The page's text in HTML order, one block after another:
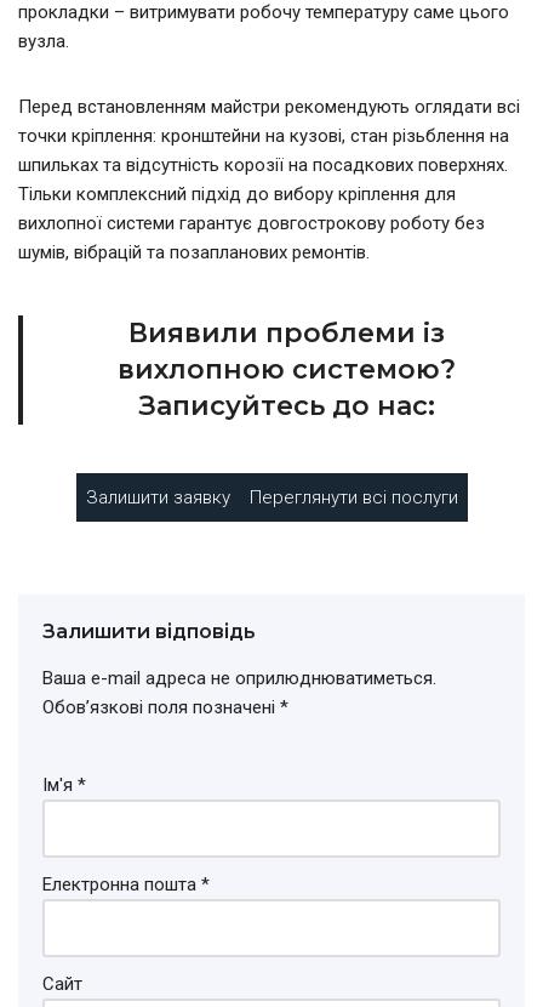
прокладки – витримувати робочу температуру саме цього
вузла.
Перед встановленням майстри рекомендують оглядати всі
точки кріплення: кронштейни на кузові, стан різьблення на
шпильках та відсутність корозії на посадкових поверхнях.
Тільки комплексний підхід до вибору кріплення для
вихлопної системи гарантує довгострокову роботу без
шумів, вібрацій та позапланових ремонтів.
Виявили проблеми із
вихлопною системою?
Записуйтесь до нас:
Залишити заявку Переглянути всі послуги
Залишити відповідь
Ваша e-mail адреса не оприлюднюватиметься.
Обов’язкові поля позначені *
Ім'я *
Електронна пошта *
Сайт